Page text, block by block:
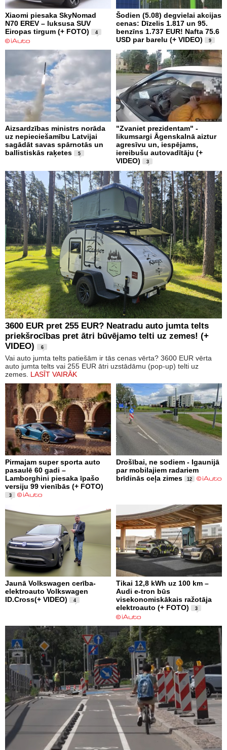
Xiaomi piesaka SkyNomad
N70 EREV – luksusa SUV
Eiropas tirgum (+ FOTO)
4
Šodien (5.08) degvielai akcijas
cenas: Dīzelis 1.817 un 95.
benzīns 1.737 EUR! Nafta 75.6
USD par barelu (+ VIDEO)
9
Aizsardzības ministrs norāda
uz nepieciešamību Latvijai
sagādāt savas spārnotās un
ballistiskās raķetes
5
"Zvaniet prezidentam" -
likumsargi Āgenskalnā aiztur
agresīvu un, iespējams,
iereibušu autovadītāju (+
VIDEO)
3
3600 EUR pret 255 EUR? Neatradu auto jumta telts
priekšrocības pret ātri būvējamo telti uz zemes! (+
VIDEO)
6
Vai auto jumta telts patiešām ir tās cenas vērta? 3600 EUR vērta
auto jumta telts vai 255 EUR ātri uzstādāmu (pop-up) telti uz
zemes. LASĪT VAIRĀK
Pirmajam super sporta auto
pasaulē 60 gadi –
Lamborghini piesaka īpašo
versiju 99 vienībās (+ FOTO)
3
Drošībai, ne sodiem - Igaunijā
par mobilajiem radariem
brīdinās ceļa zimes
12
Jaunā Volkswagen cerība-
elektroauto Volkswagen
ID.Cross(+ VIDEO)
4
Tikai 12,8 kWh uz 100 km –
Audi e-tron būs
visekonomiskākais ražotāja
elektroauto (+ FOTO)
3